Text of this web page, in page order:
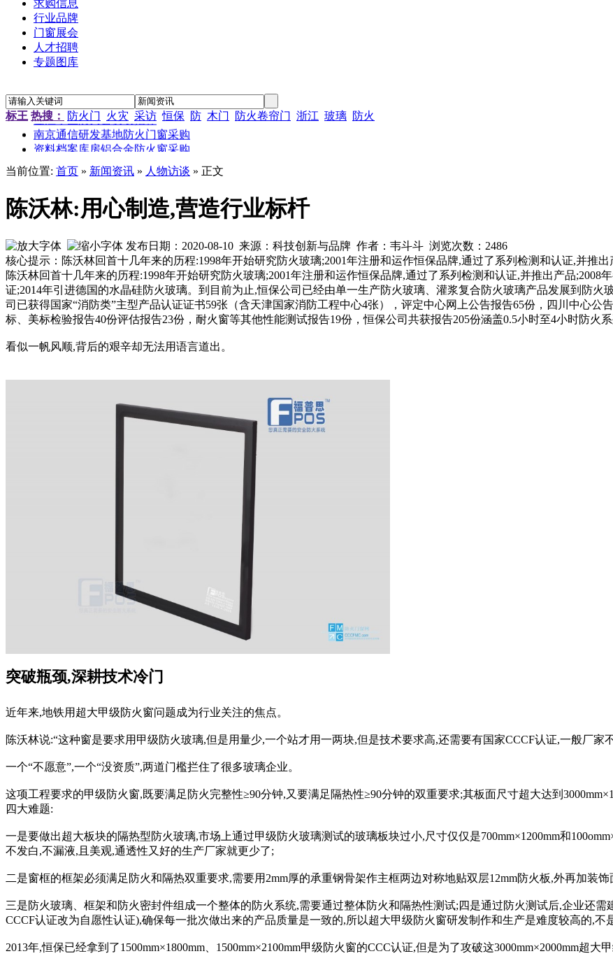
求购信息
行业品牌
门窗展会
人才招聘
专题图库
标王 热搜： 防火门 火灾 采访 恒保 防 木门 防火卷帘门 浙江 玻璃 防火
江苏省农科院农产品孵化中心招待楼铝合金门窗工程招标通知
金江小区防火窗安装招标
南京通信研发基地防火门窗采购
资料档案库房铝合金防火窗采购
金江小区防火窗安装招标
当前位置: 首页 » 新闻资讯 » 人物访谈 » 正文
陈沃林:用心制造,营造行业标杄
发布日期：2020-08-10 来源：科技创新与品牌 作者：韦斗斗 浏览次数： 2486
核心提示：陈沃林回首十几年来的历程:1998年开始研究防火玻璃;2001年注册和运作恒保品牌,通过了系列检测和认证,并推出
陈沃林回首十几年来的历程:1998年开始研究防火玻璃;2001年注册和运作恒保品牌,通过了系列检测和认证,并推出产品;2008
证;2014年引进德国的水晶硅防火玻璃。到目前为止,恒保公司已经由单一生产防火玻璃、灌浆复合防火玻璃产品发展到防火
司已获得国家“消防类”主型产品认证证书59张（含天津国家消防工程中心4张），评定中心网上公告报告65份，四川中心公
标、美标检验报告40份评估报告23份，耐火窗等其他性能测试报告19份，恒保公司共获报告205份涵盖0.5小时至4小时防火
看似一帆风顺,背后的艰辛却无法用语言道出。
突破瓶颈,深耕技术冷门
近年来,地铁用超大甲级防火窗问题成为行业关注的焦点。
陈沃林说:“这种窗是要求用甲级防火玻璃,但是用量少,一个站才用一两块,但是技术要求高,还需要有国家CCCF认证,一般厂家
一个“不愿意”,一个“没资质”,两道门檻拦住了很多玻璃企业。
这项工程要求的甲级防火窗,既要满足防火完整性≥90分钟,又要满足隔热性≥90分钟的双重要求;其板面尺寸超大达到
四大难题:
一是要做出超大板块的隔热型防火玻璃,市场上通过甲级防火玻璃测试的玻璃板块过小,尺寸仅仅是700mm×1200mm和
不发白,不漏液,且美观,通透性又好的生产厂家就更少了;
二是窗框的框架必须满足防火和隔热双重要求,需要用2mm厚的承重钢骨架作主框两边对称地贴双层12mm防火板,外再加装饰
三是防火玻璃、框架和防火密封件组成一个整体的防火系统,需要通过整体防火和隔热性测试;四是通过防火测试后,企业还
CCCF认证改为自愿性认证),确保每一批次做出来的产品质量是一致的,所以超大甲级防火窗研发制作和生产是难度较高的,不
2013年,恒保已经拿到了1500mm×1800mm、1500mm×2100mm甲级防火窗的CCC认证,但是为了攻破这3000mm×2000mm超